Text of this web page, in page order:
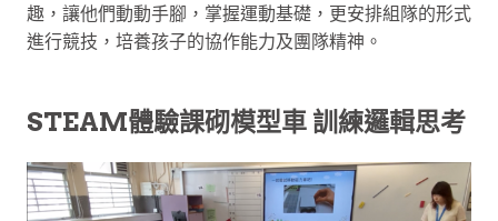
趣，讓他們動動手腳，掌握運動基礎，更安排組隊的形式
進行競技，培養孩子的協作能力及團隊精神。
STEAM體驗課砌模型車 訓練邏輯思考